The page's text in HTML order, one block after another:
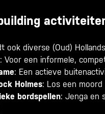
ook diverse (Oud)
: Voor een informele,
: Een actieve
Holmes: Los een moord
bordspellen: Jenga en